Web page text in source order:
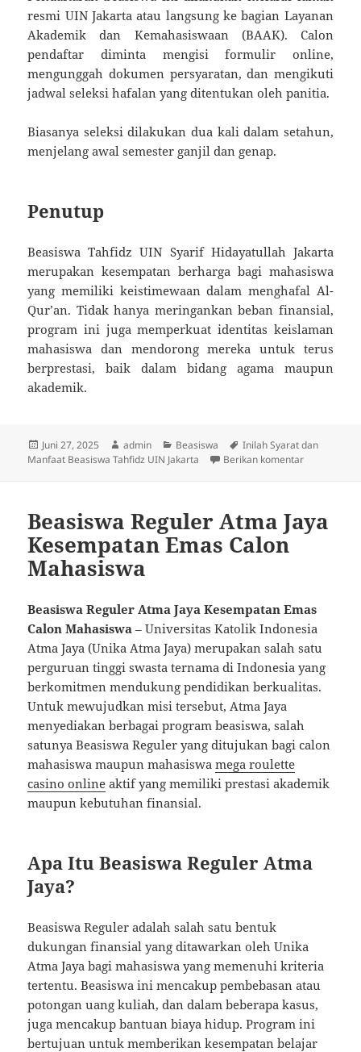
resmi UIN Jakarta atau langsung ke bagian Layanan
Akademik dan Kemahasiswaan (BAAK). Calon
pendaftar diminta mengisi formulir online,
mengunggah dokumen persyaratan, dan mengikuti
jadwal seleksi hafalan yang ditentukan oleh panitia.
Biasanya seleksi dilakukan dua kali dalam setahun,
menjelang awal semester ganjil dan genap.
Penutup
Beasiswa Tahfidz UIN Syarif Hidayatullah Jakarta
merupakan kesempatan berharga bagi mahasiswa
yang memiliki keistimewaan dalam menghafal Al-
Qur’an. Tidak hanya meringankan beban finansial,
program ini juga memperkuat identitas keislaman
mahasiswa dan mendorong mereka untuk terus
berprestasi, baik dalam bidang agama maupun
akademik.
Diposkan
pada
Juni 27, 2025 Penulis
admin Kategori
Beasiswa Tag
Inilah Syarat dan
Manfaat Beasiswa Tahfidz UIN Jakarta
Berikan komentaruntuk Inilah
Beasiswa Reguler Atma Jaya
Kesempatan Emas Calon
Mahasiswa
Beasiswa Reguler Atma Jaya Kesempatan Emas
Calon Mahasiswa – Universitas Katolik Indonesia
Atma Jaya (Unika Atma Jaya) merupakan salah satu
perguruan tinggi swasta ternama di Indonesia yang
berkomitmen mendukung pendidikan berkualitas.
Untuk mewujudkan misi tersebut, Atma Jaya
menyediakan berbagai program beasiswa, salah
satunya Beasiswa Reguler yang ditujukan bagi calon
mahasiswa maupun mahasiswamega roulette
casino online aktif yang memiliki prestasi akademik
maupun kebutuhan finansial.
Apa Itu Beasiswa Reguler Atma
Jaya?
Beasiswa Reguler adalah salah satu bentuk
dukungan finansial yang ditawarkan oleh Unika
Atma Jaya bagi mahasiswa yang memenuhi kriteria
tertentu. Beasiswa ini mencakup pembebasan atau
potongan uang kuliah, dan dalam beberapa kasus,
juga mencakup bantuan biaya hidup. Program ini
bertujuan untuk memberikan kesempatan belajar